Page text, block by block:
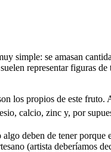
simple: se amasan
representar figuras
los propios de este
calcio, zinc y, por
deben de tener
(artista deberíamos